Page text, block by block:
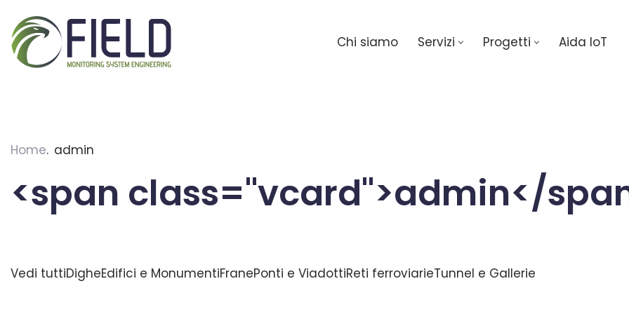
Skip
to
Chi siamo Servizi Progetti Aida IoT
Home admin
<span class="vcard">admin</
Vedi tuttiDigheEdifici e MonumentiFranePonti e ViadottiReti ferroviarieTunnel e Gallerie